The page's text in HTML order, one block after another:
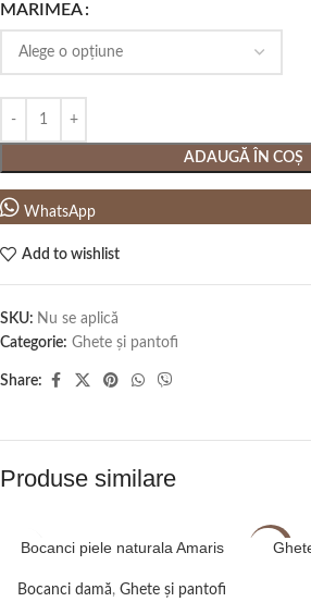
MARIMEA
ADAUGĂ ÎN COȘ
WhatsApp
Add to wishlist
SKU: Nu se aplică
Categorie: Ghete și pantofi
Share:
Produse similare
Bocanci piele naturala Amaris
Bocanci damă, Ghete și pantofi
-11%